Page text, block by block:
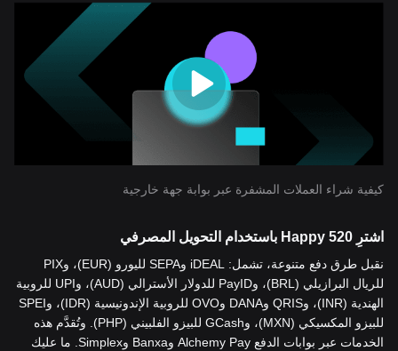
كيفية شراء العملات المشفرة عبر بوابة جهة خارجية
اشترِ Happy 520 باستخدام التحويل المصرفي
نقبل طرق دفع متنوعة، تشمل: iDEAL وSEPA لليورو (EUR)، وPIX
للريال البرازيلي (BRL)، وPayID للدولار الأسترالي (AUD)، وUPI للروبية
الهندية (INR)، وQRIS وDANA وOVO للروبية الإندونيسية (IDR)، وSPEI
للبيزو المكسيكي (MXN)، وGCash للبيزو الفلبيني (PHP). وتُقدَّم هذه
الخدمات عبر بوابات الدفع Alchemy Pay وBanxa وSimplex. ما عليك